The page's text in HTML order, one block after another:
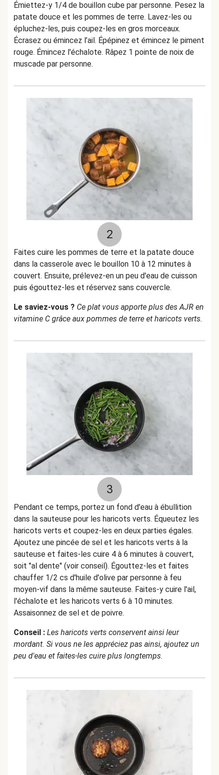
Émiettez-y 1/4 de bouillon cube par personne. Pesez la
patate douce et les pommes de terre. Lavez-les ou
épluchez-les, puis coupez-les en gros morceaux.
Écrasez ou émincez l’ail. Épépinez et émincez le piment
rouge. Émincez l'échalote. Râpez 1 pointe de noix de
muscade par personne.
2
Faites cuire les pommes de terre et la patate douce
dans la casserole avec le bouillon 10 à 12 minutes à
couvert. Ensuite, prélevez-en un peu d'eau de cuisson
puis égouttez-les et réservez sans couvercle.
Le saviez-vous ? Ce plat vous apporte plus des AJR en
vitamine C grâce aux pommes de terre et haricots verts.
3
Pendant ce temps, portez un fond d'eau à ébullition
dans la sauteuse pour les haricots verts. Équeutez les
haricots verts et coupez-les en deux parties égales.
Ajoutez une pincée de sel et les haricots verts à la
sauteuse et faites-les cuire 4 à 6 minutes à couvert,
soit "al dente" (voir conseil). Égouttez-les et faites
chauffer 1/2 cs d'huile d'olive par personne à feu
moyen-vif dans la même sauteuse. Faites-y cuire l'ail,
l'échalote et les haricots verts 6 à 10 minutes.
Assaisonnez de sel et de poivre.
Conseil : Les haricots verts conservent ainsi leur
mordant. Si vous ne les appréciez pas ainsi, ajoutez un
peu d'eau et faites-les cuire plus longtemps.